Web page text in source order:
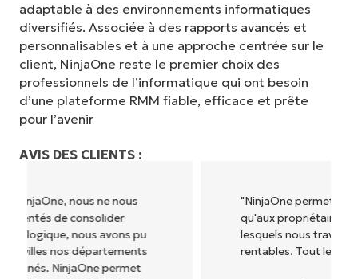
adaptable à des environnements informatiques
diversifiés. Associée à des rapports avancés et
personnalisables et à une approche centrée sur le
client, NinjaOne reste le premier choix des
professionnels de l’informatique qui ont besoin
d’une plateforme RMM fiable, efficace et prête
pour l’avenir
AVIS DES CLIENTS :
"NinjaOne permet à notre entreprise (ainsi
qu'aux propriétaires et opérateurs avec
lesquels nous travaillons) d'être plus
rentables. Tout le monde y gagne."